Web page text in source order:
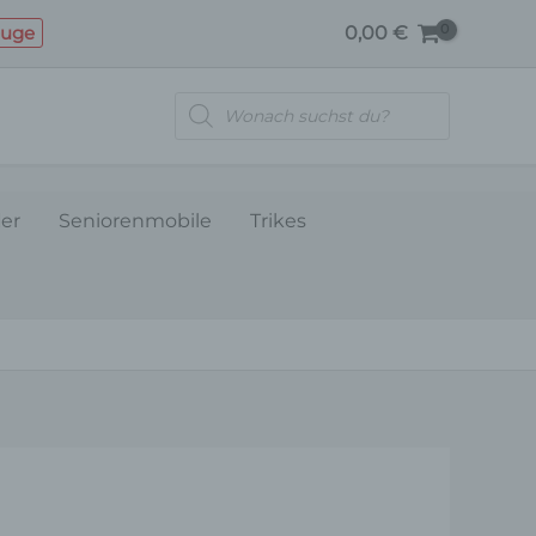
0,00 €
Products
search
Seniorenmobile Trikes